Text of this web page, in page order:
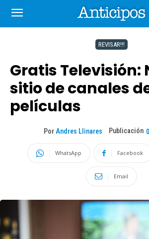
REVISAR!!!
Gratis Televisión:
sitio de canales
películas
Por Andres Llinares Publicación
WhatsApp Facebook
Email